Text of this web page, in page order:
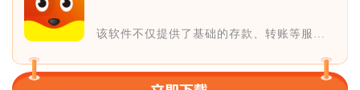
该软件不仅提供了基础的存款、转账等服务